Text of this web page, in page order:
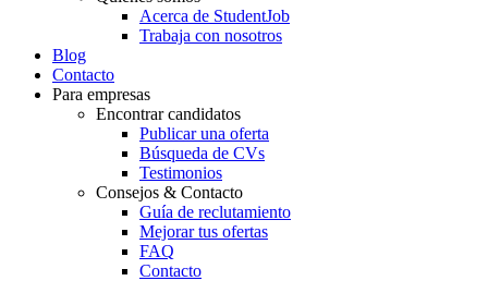
Acerca de StudentJob
Trabaja con nosotros
Blog
Contacto
Para empresas
Encontrar candidatos
Publicar una oferta
Búsqueda de CVs
Testimonios
Consejos & Contacto
Guía de reclutamiento
Mejorar tus ofertas
FAQ
Contacto